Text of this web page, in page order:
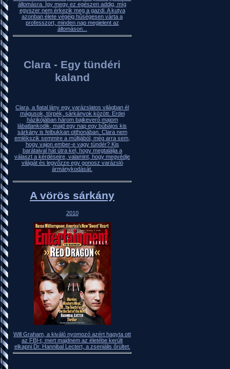
állomásra. Így megy ez egészen addig, míg
egyszer nem érkezik meg a gazdi. A kutya
azonban élete végéig hűségesen várta a
professzort, minden nap megjelent az
állomáson...
Clara - Egy tündéri
kaland
Clara, a fiatal lány egy varázslatos világban él
mágusok, törpék, sárkányok között. Erdei
házikójában három bajkeverő majom
lábatlankodik, majd egy nap egy bűbájos kis
sárkány is felbukkan otthonában. Clara nem
emlékszik semmire a múltjából, még arra sem,
hogy vajon ember-e vagy tündér? Kis
barátaival hát útra kel, hogy megtalálja a
választ a kérdéseire, valamint, hogy megvédje
világát és legyőzze egy gonosz varázsló
ármánykodását.
A vörös sárkány
2010
Will Graham, a kiváló nyomozó azért hagyta ott
az FBI-t, mert majdnem az életébe került
elkapni Dr. Hannibal Lectert, a zseniális őrültet.